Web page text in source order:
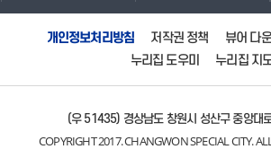
개인정보처리방침 저작권 정책 뷰어 다
누리집 도우미
누리집 지
(우 51435) 경상남도 창원시 성산구 중앙대
COPYRIGHT 2017. CHANGWON SPECIAL CITY.